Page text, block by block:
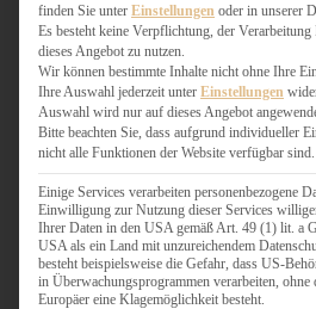
BURGER
FIX
ONE-
PASTA &
PIZZA,
REIS
finden Sie unter Einstellungen oder in unserer
Es besteht keine Verpflichtung, der
dieses Angebot zu nutzen.
Wir können bestimmte Inhalte nicht ohne Ihre
Ihre Auswahl jederzeit unter Einstellungen
Auswahl wird nur auf dieses Angebot
Bitte beachten Sie, dass aufgrund individueller
nicht alle Funktionen der Website verfügbar sind.
Einige Services verarbeiten personenbezogene
Einwilligung zur Nutzung dieser Services
Ihrer Daten in den USA gemäß Art. 49 (1) lit. a
USA als ein Land mit unzureichendem
besteht beispielsweise die Gefahr, dass US-
in Überwachungsprogrammen verarbeiten,
Europäer eine Klagemöglichkeit besteht.